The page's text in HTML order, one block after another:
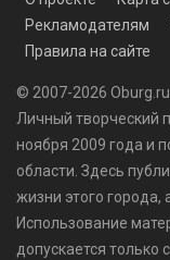
Рекламодателям
Правила на сайте
© 2007-2026 Oburg.ru.
Личный творческий
ноября 2009 года и
области. Здесь
жизни этого города,
Использование
допускается только